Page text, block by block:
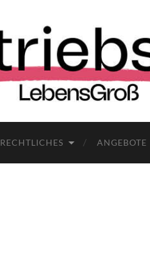
RECHTLICHES ANGEBOTE